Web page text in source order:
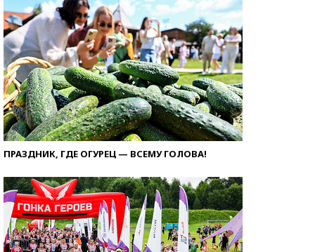
ПРАЗДНИК, ГДЕ ОГУРЕЦ — ВСЕМУ ГОЛОВА!